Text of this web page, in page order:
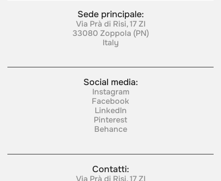
Sede principale:
Via Prà di Risi, 17 ZI
33080 Zoppola (PN)
Italy
Social media:
Instagram
Facebook
LinkedIn
Pinterest
Behance
Contatti:
Via Prà di Risi, 17 ZI